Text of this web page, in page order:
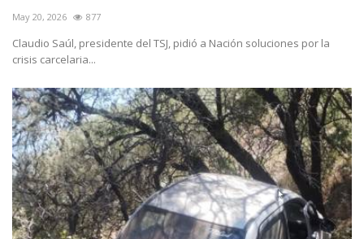
May 20, 2026 877
Claudio Saúl, presidente del TSJ, pidió a Nación soluciones por la
crisis carcelaria...